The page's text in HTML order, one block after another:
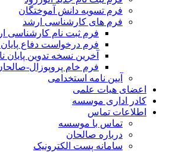
فرم تسویه دانش آموختگان
فرم های کارشناسی ارشد
فرم ثبت نام کارشناسی
فرم درخواست دفاع پایان
آخرین نسخه تدوین پایان
فرم خام پروپوزال-
آیین نامه استخدامی
اعضای هیات علمی
کادر اداری موسسه
اطلاعات تماس
تماس با موسسه
درباره صالحان
سامانه پست الکترونیک